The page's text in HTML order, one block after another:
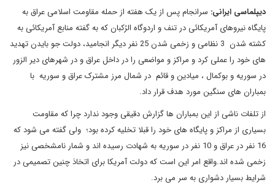
دیپلماسی ایرانی: سرانجام پس از یک هفته از حمله مقاومت اسلامی عراق به
پایگاه نیروهای آمریکائی در تنف و اردوگاه الرُکبان که به گفته منابع آمریکائی به
کشته شدن 3 نظامی و زخمی شدن 25 نفر دیگر انجامید، دولت جو بایدن تهدید
های خود را عملی کرد و مراکز و مواضعی را در داخل عراق و در شهرهای دیر الزور
در سوریه و بوکمال ، میادین و قائم در شمال مرز مشترک عراق و سوریه با
بمباران های سنگین مورد هدف قرار داد.
از تلفات ناشی از این بمباران ها گزارش دقیقی وجود ندارد چرا که مقاومت
بسیاری از مراکز و پایگاه های خود را قبلا تخلیه کرده بود؛ ولی گفته می شود که
16 نفر در عراق و 10 نفر در سوریه به شهادت رسیده اند و شمار نامشخصی نیز
زخمی شده اند.واقع امر این است که دولت آمریکا برای اتخاذ چنین تصمیمی در
شرایط بسیار دشواری به سر می برد.